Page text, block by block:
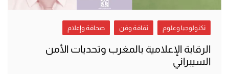
تكنولوجيا وعلوم ثقافة وفن صحافة وإعلام
الرقابة الإعلامية بالمغرب وتحديات الأمن
السيبراني